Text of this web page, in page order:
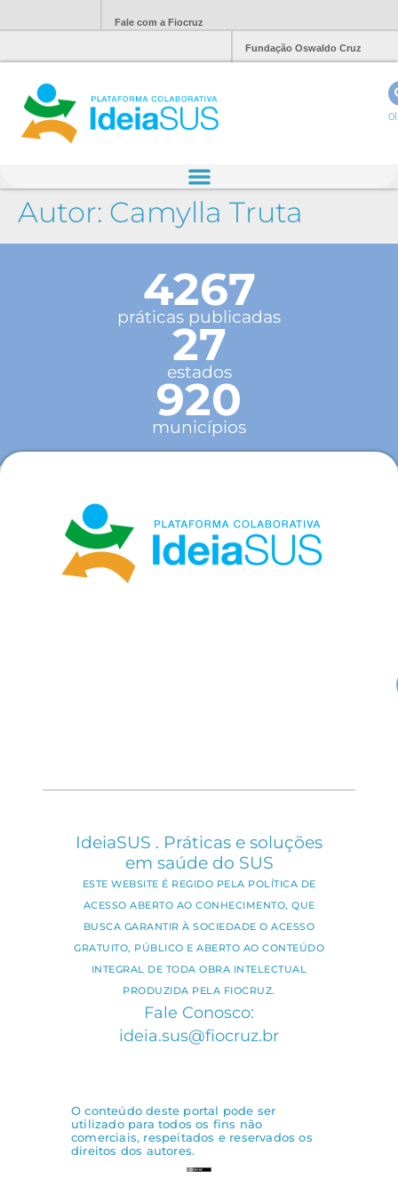
Fale com a Fiocruz
Fundação Oswaldo Cruz
Autor: Camylla Truta
4267
práticas publicadas
27
estados
920
municípios
IdeiaSUS . Práticas e soluções
em saúde do SUS
ESTE WEBSITE É REGIDO PELA POLÍTICA DE
ACESSO ABERTO AO CONHECIMENTO, QUE
BUSCA GARANTIR À SOCIEDADE O ACESSO
GRATUITO, PÚBLICO E ABERTO AO CONTEÚDO
INTEGRAL DE TODA OBRA INTELECTUAL
PRODUZIDA PELA FIOCRUZ.
Fale Conosco:
ideia.sus@fiocruz.br
O conteúdo deste portal pode ser
utilizado para todos os fins não
comerciais, respeitados e reservados os
direitos dos autores.